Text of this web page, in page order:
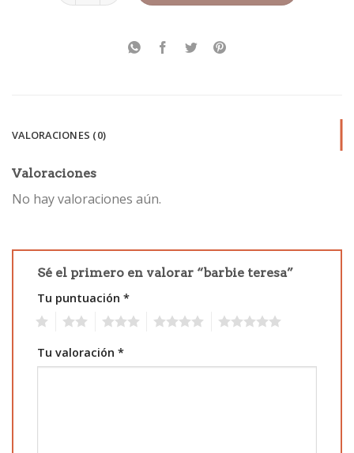
VALORACIONES (0)
Valoraciones
No hay valoraciones aún.
Sé el primero en valorar “barbie teresa”
Tu puntuación *
Tu valoración *